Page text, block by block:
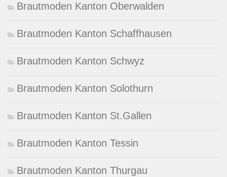
Brautmoden Kanton Oberwalden
Brautmoden Kanton Schaffhausen
Brautmoden Kanton Schwyz
Brautmoden Kanton Solothurn
Brautmoden Kanton St.Gallen
Brautmoden Kanton Tessin
Brautmoden Kanton Thurgau